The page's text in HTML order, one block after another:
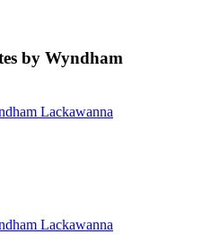
by Wyndham
Lackawanna
Lackawanna